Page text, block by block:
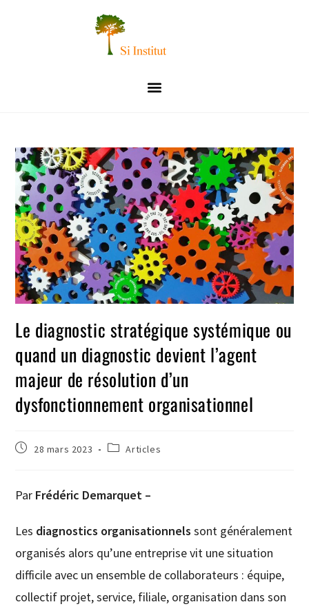
Le diagnostic stratégique systémique ou
quand un diagnostic devient l’agent
majeur de résolution d’un
dysfonctionnement organisationnel
28 mars 2023 Articles
Par Frédéric Demarquet –
Les diagnostics organisationnels sont généralement
organisés alors qu’une entreprise vit une situation
difficile avec un ensemble de collaborateurs : équipe,
collectif projet, service, filiale, organisation dans son